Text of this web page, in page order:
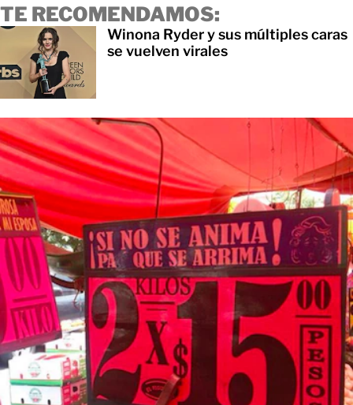
TE RECOMENDAMOS:
Winona Ryder y sus múltiples caras
se vuelven virales